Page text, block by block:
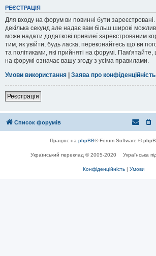
РЕЄСТРАЦІЯ
Для входу на форум ви повинні бути
декілька секунд але надає вам більш широкі
може надати додаткові привілеї зареєстрованим
тим, як увійти, будь ласка, переконайтесь що ви
та політиками, які прийняті на форумі.
на форумі означає вашу згоду з усіма правилами.
Умови використання | Заява про конфіденційність
Реєстрація
Список форумів
Працює на phpBB® Forum Software ©
Український переклад © 2005-2020 Українська
Конфіденційність | Умови